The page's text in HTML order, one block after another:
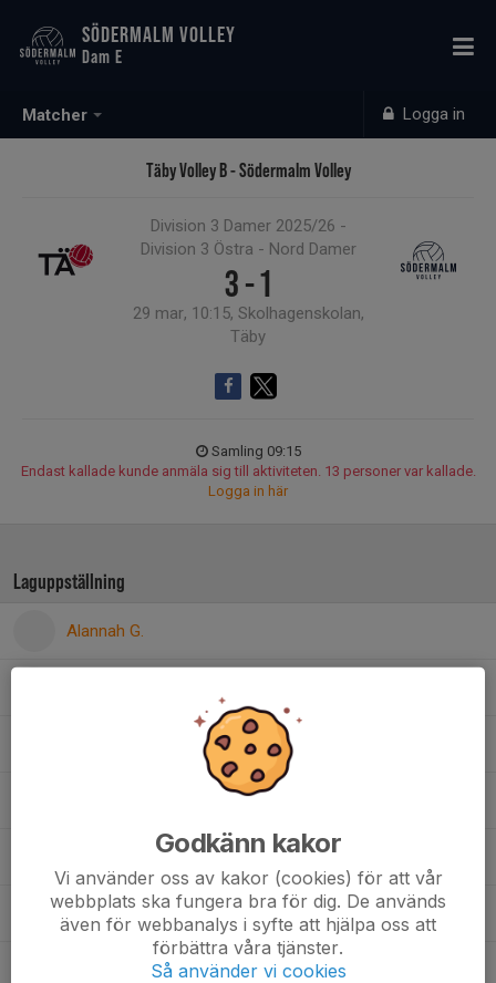
Matcher Logga in
SÖDERMALM VOLLEY
Dam E
Täby Volley B - Södermalm Volley
Division 3 Damer 2025/26 -
Division 3 Östra - Nord Damer
3 - 1
29 mar, 10:15, Skolhagenskolan,
Täby
Samling 09:15
Endast kallade kunde anmäla sig till aktiviteten. 13 personer var kallade.
Logga in här
Laguppställning
Alannah G.
Elvira F.
Godkänn kakor
Vi använder oss av kakor (cookies) för att vår
webbplats ska fungera bra för dig. De används
även för webbanalys i syfte att hjälpa oss att
förbättra våra tjänster.
Så använder vi cookies